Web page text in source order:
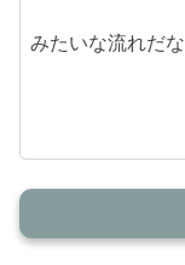
みたいな流れだな